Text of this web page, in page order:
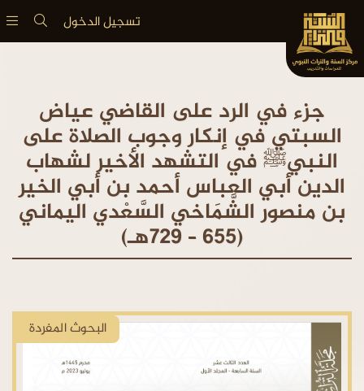
تسجيل الدخول
جزء في الرد على القاضي عياض
السبتي في إنكار وجوب الصلاة على
النبيﷺ في التشهد الأخير لشهاب
الدين أبي العباس أحمد بن أبي الخير
بن منصور الشَّمَاخي السَّعْدي اليماني
(655 – 729هـ)
البحوث المفردة